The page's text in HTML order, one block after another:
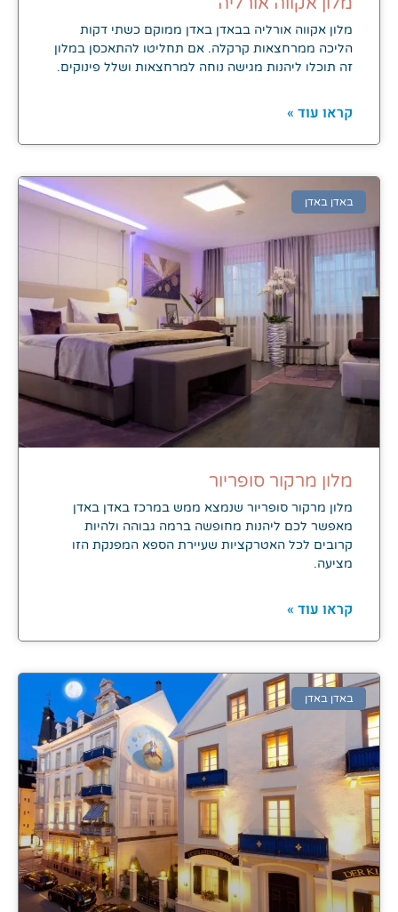
מלון אקווה אורליה בבאדן באדן ממוקם כשתי דקות
הליכה ממרחצאות קרקלה. אם תחליטו להתאכסן במלון
זה תוכלו ליהנות מגישה נוחה למרחצאות ושלל פינוקים.
קראו עוד »
באדן באדן
מלון מרקור סופריור
מלון מרקור סופריור שנמצא ממש במרכז באדן באדן
מאפשר לכם ליהנות מחופשה ברמה גבוהה ולהיות
קרובים לכל האטרקציות שעיירת הספא המפנקת הזו
מציעה.
קראו עוד »
באדן באדן